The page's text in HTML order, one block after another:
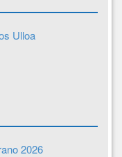
Ulloa
2026